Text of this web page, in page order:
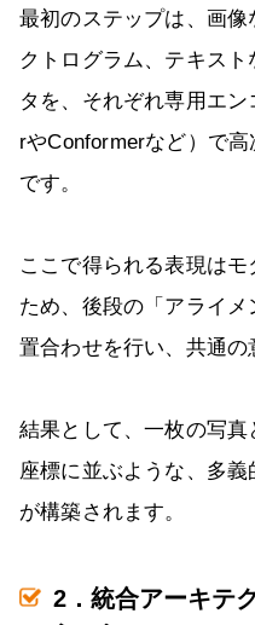
最初のステップは、画
クトログラム、テキス
タを、それぞれ専用エ
rやConformerなど）で
です。
ここで得られる表現は
ため、後段の「アライ
置合わせを行い、共通の
結果として、一枚の写
座標に並ぶような、多
が構築されます。
2．統合アーキテ